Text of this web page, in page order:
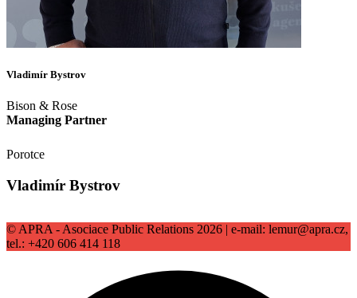
Vladimír Bystrov
Bison & Rose
Managing Partner
Porotce
Vladimír Bystrov
© APRA - Asociace Public Relations 2026 | e-mail: lemur@apra.cz,
tel.: +420 606 414 118